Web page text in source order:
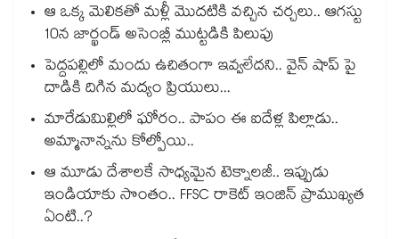
ఆ ఒక్క మెలికతో మళ్లీ మొదటికి వచ్చిన చర్చలు.. ఆగస్టు
10న జార్ఖండ్ అసెంబ్లీ ముట్టడికి పిలుపు
పెద్దపల్లిలో మందు ఉచితంగా ఇవ్వలేదని.. వైన్ షాప్ పై
దాడికి దిగిన మద్యం ప్రియులు...
మారేడుమిల్లిలో ఘోరం.. పాపం ఈ ఐదేళ్ల పిల్లాడు..
అమ్మానాన్నను కోల్పోయి..
ఆ మూడు దేశాలకే సాధ్యమైన టెక్నాలజీ.. ఇప్పుడు
ఇండియాకు సొంతం.. FFSC రాకెట్ ఇంజిన్ ప్రాముఖ్యత
ఏంటి..?